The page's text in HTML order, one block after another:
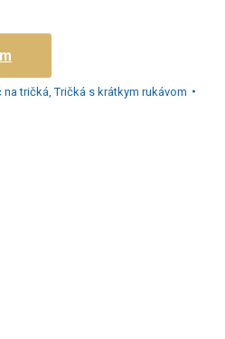
na tričká ,Tričká s krátkym rukávom